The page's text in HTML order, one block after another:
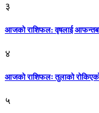
३
आजकाे राशिफल: वृषलाई
४
आजको राशिफलः तुलाकाे
५